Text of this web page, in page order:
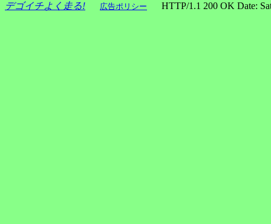
デゴイチよく走る! 広告ポリシー HTTP/1.1 200 OK Date: Sat,